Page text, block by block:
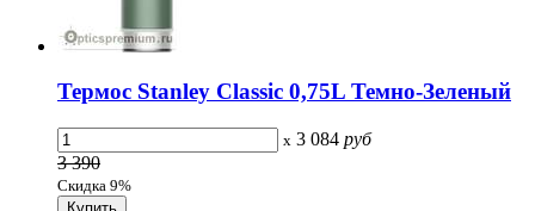
Термос Stanley Classic 0,75L Темно-Зеленый
x 3 084 руб
3 390
Скидка 9%